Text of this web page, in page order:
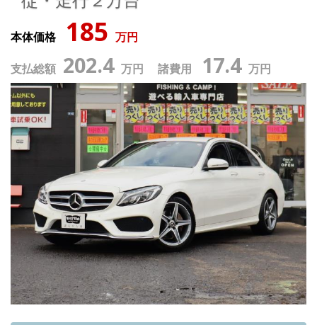
本体価格 185 万円
支払総額 202.4 万円 諸費用 17.4 万円